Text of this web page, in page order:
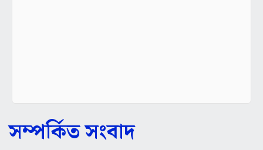
সম্পর্কিত সংবাদ